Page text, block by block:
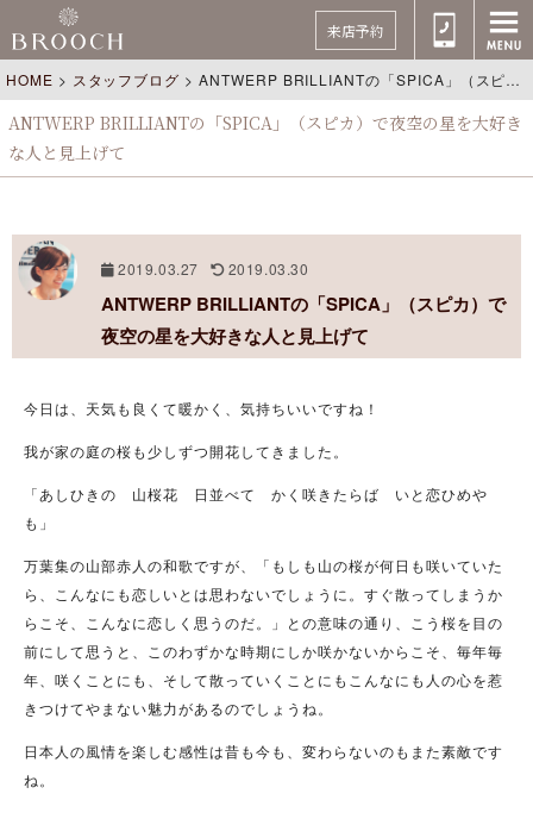
来店予約
HOME > スタッフブログ >ANTWERP BRILLIANTの「SPICA」（スピカ）で夜空の星を大好きな人と見上げて
ANTWERP BRILLIANTの「SPICA」（スピカ）で夜空の星を大好き
な人と見上げて
2019.03.27 2019.03.30
ANTWERP BRILLIANTの「SPICA」（スピカ）で
夜空の星を大好きな人と見上げて
今日は、天気も良くて暖かく、気持ちいいですね！
我が家の庭の桜も少しずつ開花してきました。
「あしひきの 山桜花 日並べて かく咲きたらば いと恋ひめや
も」
万葉集の山部赤人の和歌ですが、「もしも山の桜が何日も咲いていた
ら、こんなにも恋しいとは思わないでしょうに。すぐ散ってしまうか
らこそ、こんなに恋しく思うのだ。」との意味の通り、こう桜を目の
前にして思うと、このわずかな時期にしか咲かないからこそ、毎年毎
年、咲くことにも、そして散っていくことにもこんなにも人の心を惹
きつけてやまない魅力があるのでしょうね。
日本人の風情を楽しむ感性は昔も今も、変わらないのもまた素敵です
ね。